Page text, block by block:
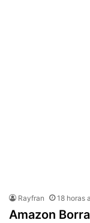
Rayfran 18 horas
Amazon